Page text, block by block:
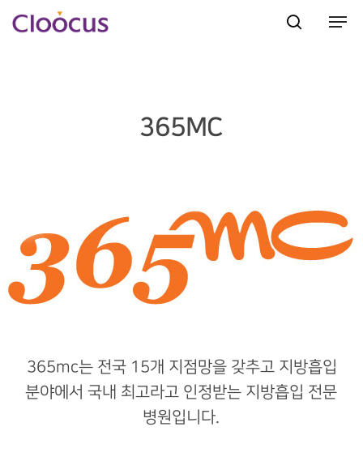
365MC
365mc는 전국 15개 지점망을 갖추고 지방흡입
분야에서 국내 최고라고 인정받는 지방흡입 전문
병원입니다.